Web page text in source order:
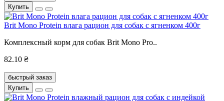
Купить
Brit Mono Protein влага рацион для собак с ягненком 400г
Комплексный корм для собак Brit Mono Pro..
82.10 ₴
быстрый заказ
Купить